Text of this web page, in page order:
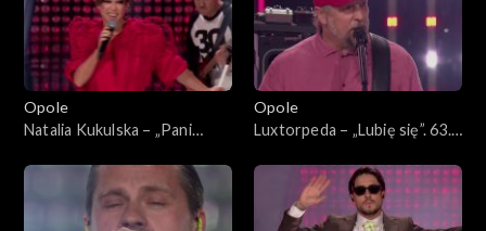
„SuperJedynki”
Opole
Natalia Kukulska – „Pani
więcej Ciebie tym mniej”,
„Kobieta”, „W biegu”,
„Dobrostan”, „Światło”, „Sexi
Opole
Luxtorpeda – „Lubię się”. 63.
„SuperJedynki”